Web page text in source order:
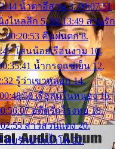
น้ำตาอีสาน 3. 00:07:51
ไหลลึก 5. 00:13:49 ลานรัก
00:20:53 คืนฝนตก 8.
โสนน้อยเรือนงาม 10.
น้ำกรดแช่เย็น 12.
รู้ว่าเขาหลอก 14.
เรือล่มในหนอง 16.
อดีตรักโรงทอ 18.
สาวสวนแตง 20.
พบรักปากน้ำโพ 22.